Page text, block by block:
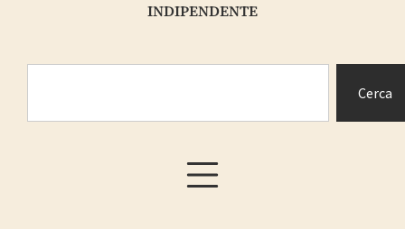
INDIPENDENTE
Cerca